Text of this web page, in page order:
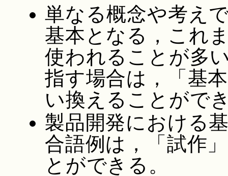
単なる概念や考え
基本となる，これ
使われることが多
指す場合は，「基
い換えることがで
製品開発における
合語例は，「試作
とができる。